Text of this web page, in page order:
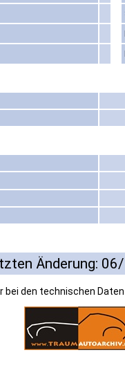
Änderung:
bei den technischen